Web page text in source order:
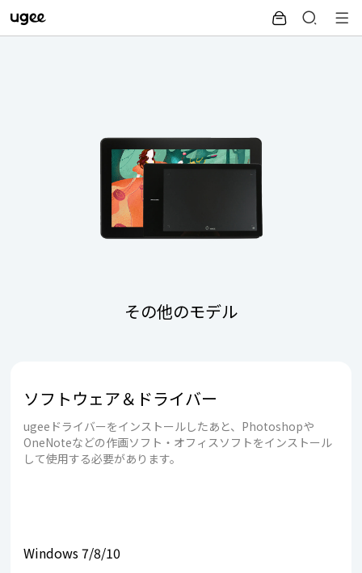
その他のモデル
ソフトウェア＆ドライバー
ugeeドライバーをインストールしたあと、Photoshopや
OneNoteなどの作画ソフト・オフィスソフトをインストール
して使用する必要があります。
Windows 7/8/10